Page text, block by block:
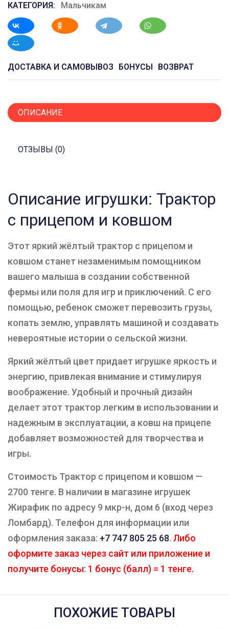
КАТЕГОРИЯ: Мальчикам
ДОСТАВКА И САМОВЫВОЗ БОНУСЫ ВОЗВРАТ
ОПИСАНИЕ
ОТЗЫВЫ (0)
Описание игрушки: Трактор
с прицепом и ковшом
Этот яркий жёлтый трактор с прицепом и
ковшом станет незаменимым помощником
вашего малыша в создании собственной
фермы или поля для игр и приключений. С его
помощью, ребенок сможет перевозить грузы,
копать землю, управлять машиной и создавать
невероятные истории о сельской жизни.
Яркий жёлтый цвет придает игрушке яркость и
энергию, привлекая внимание и стимулируя
воображение. Удобный и прочный дизайн
делает этот трактор легким в использовании и
надежным в эксплуатации, а ковш на прицепе
добавляет возможностей для творчества и
игры.
Стоимость Трактор с прицепом и ковшом —
2700 тенге. В наличии в магазине игрушек
Жирафик по адресу 9 мкр-н, дом 6 (вход через
Ломбард). Телефон для информации или
оформления заказа: +7 747 805 25 68. Либо
оформите заказ через сайт или приложение и
получите бонусы: 1 бонус (балл) = 1 тенге.
ПОХОЖИЕ ТОВАРЫ